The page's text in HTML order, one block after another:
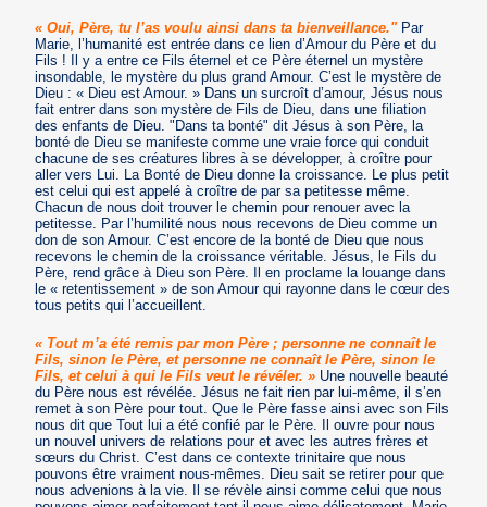
« Oui, Père, tu l’as voulu ainsi dans ta bienveillance."Par
Marie, l’humanité est entrée dans ce lien d’Amour du Père et du
Fils ! Il y a entre ce Fils éternel et ce Père éternel un mystère
insondable, le mystère du plus grand Amour. C’est le mystère de
Dieu : « Dieu est Amour. » Dans un surcroît d’amour, Jésus nous
fait entrer dans son mystère de Fils de Dieu, dans une filiation
des enfants de Dieu. "Dans ta bonté" dit Jésus à son Père, la
bonté de Dieu se manifeste comme une vraie force qui conduit
chacune de ses créatures libres à se développer, à croître pour
aller vers Lui. La Bonté de Dieu donne la croissance. Le plus petit
est celui qui est appelé à croître de par sa petitesse même.
Chacun de nous doit trouver le chemin pour renouer avec la
petitesse. Par l’humilité nous nous recevons de Dieu comme un
don de son Amour. C’est encore de la bonté de Dieu que nous
recevons le chemin de la croissance véritable. Jésus, le Fils du
Père, rend grâce à Dieu son Père. Il en proclame la louange dans
le « retentissement » de son Amour qui rayonne dans le cœur des
tous petits qui l’accueillent.
« Tout m’a été remis par mon Père ; personne ne connaît le
Fils, sinon le Père, et personne ne connaît le Père, sinon le
Fils, et celui à qui le Fils veut le révéler. » Une nouvelle beauté
du Père nous est révélée. Jésus ne fait rien par lui-même, il s’en
remet à son Père pour tout. Que le Père fasse ainsi avec son Fils
nous dit que Tout lui a été confié par le Père. Il ouvre pour nous
un nouvel univers de relations pour et avec les autres frères et
sœurs du Christ. C’est dans ce contexte trinitaire que nous
pouvons être vraiment nous-mêmes. Dieu sait se retirer pour que
nous advenions à la vie. Il se révèle ainsi comme celui que nous